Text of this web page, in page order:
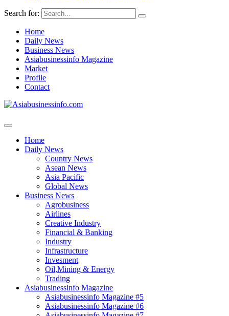
Search for:
Home
Daily News
Business News
Asiabusinessinfo Magazine
Market
Profile
Contact
Home
Daily News
Country News
Asean News
Asia Pacific
Global News
Business News
Agrobusiness
Airlines
Creative Industry
Financial & Banking
Industry
Infrastructure
Invesment
Oil,Mining & Energy
Trading
Asiabusinessinfo Magazine
Asiabusinessinfo Magazine #5
Asiabusinessinfo Magazine #6